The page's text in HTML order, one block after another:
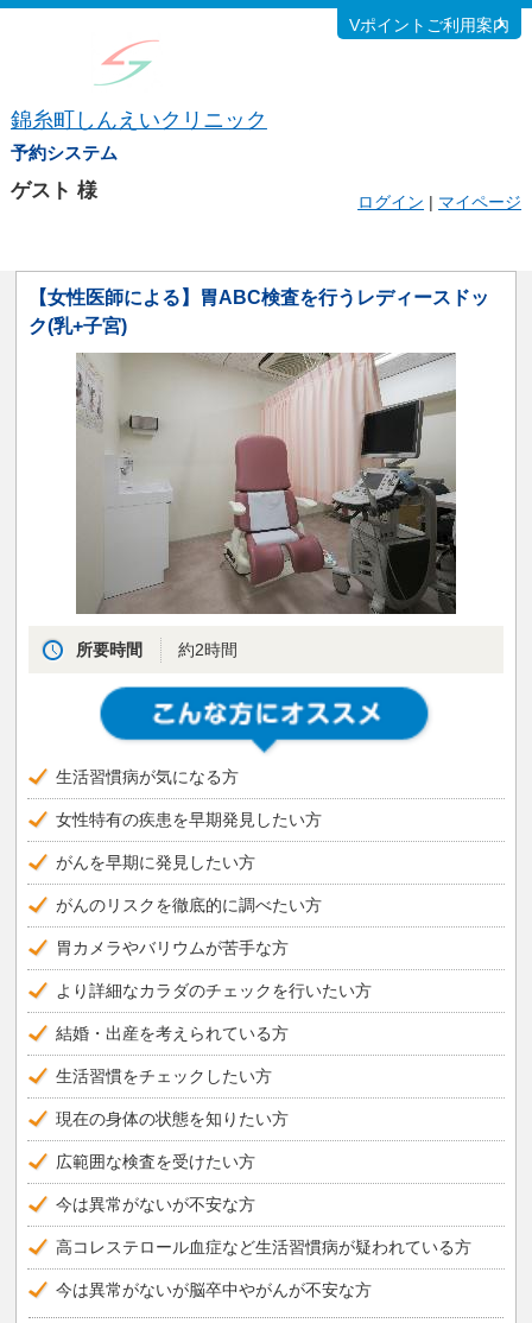
錦糸町しんえいクリニック
予約システム
Vポイントご利用案内
ゲスト 様 ログイン | マイページ
【女性医師による】胃ABC検査を行うレディースドッ
ク(乳+子宮)
所要時間 約2時間
生活習慣病が気になる方
女性特有の疾患を早期発見したい方
がんを早期に発見したい方
がんのリスクを徹底的に調べたい方
胃カメラやバリウムが苦手な方
より詳細なカラダのチェックを行いたい方
結婚・出産を考えられている方
生活習慣をチェックしたい方
現在の身体の状態を知りたい方
広範囲な検査を受けたい方
今は異常がないが不安な方
高コレステロール血症など生活習慣病が疑われている方
今は異常がないが脳卒中やがんが不安な方